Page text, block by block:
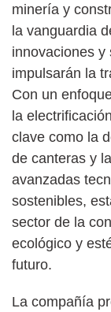
minería y
la vanguardia
innovaciones y
impulsarán la
Con un
la
clave como la
de canteras y
avanzadas
sostenibles,
sector de la
ecológico y
futuro.
La compañía